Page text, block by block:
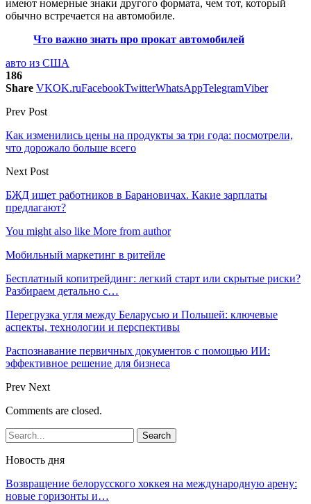
имеют номерные знаки другого формата, чем тот, который
обычно встречается на автомобиле.
Что важно знать про прокат автомобилей
авто из США
186
Share VKOK.ruFacebookTwitterWhatsAppTelegramViber
Prev Post
Как изменились цены на продукты за три года: посмотрели,
что дорожало больше всего
Next Post
БЖД ищет работников в Барановичах. Какие зарплаты
предлагают?
You might also like More from author
Мобильный маркетинг в ритейле
Бесплатный копитрейдинг: легкий старт или скрытые риски?
Разбираем детально с…
Перегрузка угля между Беларусью и Польшей: ключевые
аспекты, технологии и перспективы
Распознавание первичных документов с помощью ИИ:
эффективное решение для бизнеса
Prev Next
Comments are closed.
Новость дня
Возвращение белорусского хоккея на международную арену:
новые горизонты и…